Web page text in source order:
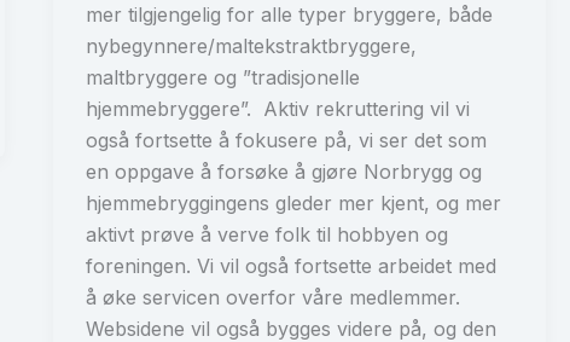
mer tilgjengelig for alle typer bryggere, både
nybegynnere/maltekstraktbryggere,
maltbryggere og ”tradisjonelle
hjemmebryggere”. Aktiv rekruttering vil vi
også fortsette å fokusere på, vi ser det som
en oppgave å forsøke å gjøre Norbrygg og
hjemmebryggingens gleder mer kjent, og mer
aktivt prøve å verve folk til hobbyen og
foreningen. Vi vil også fortsette arbeidet med
å øke servicen overfor våre medlemmer.
Websidene vil også bygges videre på, og den